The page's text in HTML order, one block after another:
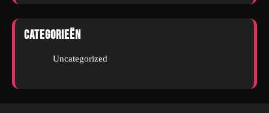
Categorieën
Uncategorized